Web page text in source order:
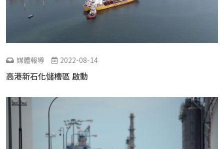
媒體報導 2022-08-14
高港新石化儲槽區 啟動